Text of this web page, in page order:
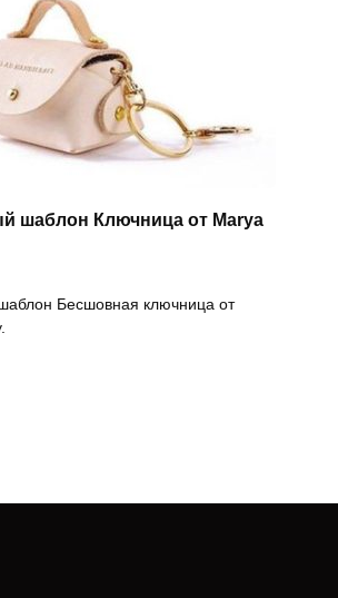
шаблон Ключница от Marya
Бесшовная ключница от